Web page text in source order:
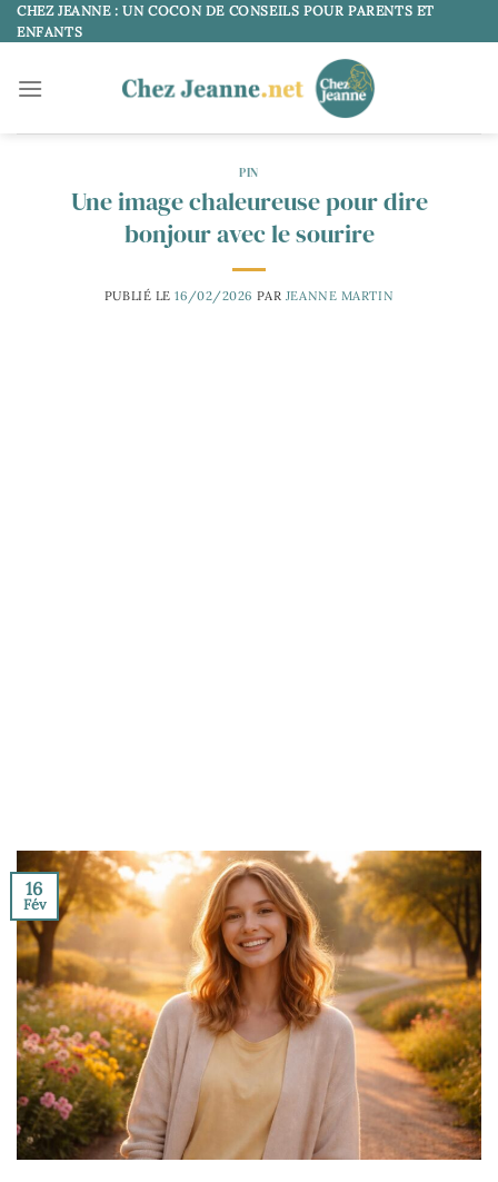
Passer
au
CHEZ JEANNE : UN COCON DE CONSEILS POUR PARENTS ET
ENFANTS
PIN
Une image chaleureuse pour dire
bonjour avec le sourire
PUBLIÉ LE16/02/2026 PAR JEANNE MARTIN
16
Fév